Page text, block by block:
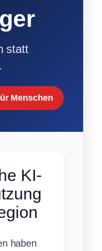
statt
Menschen
KI-
haben